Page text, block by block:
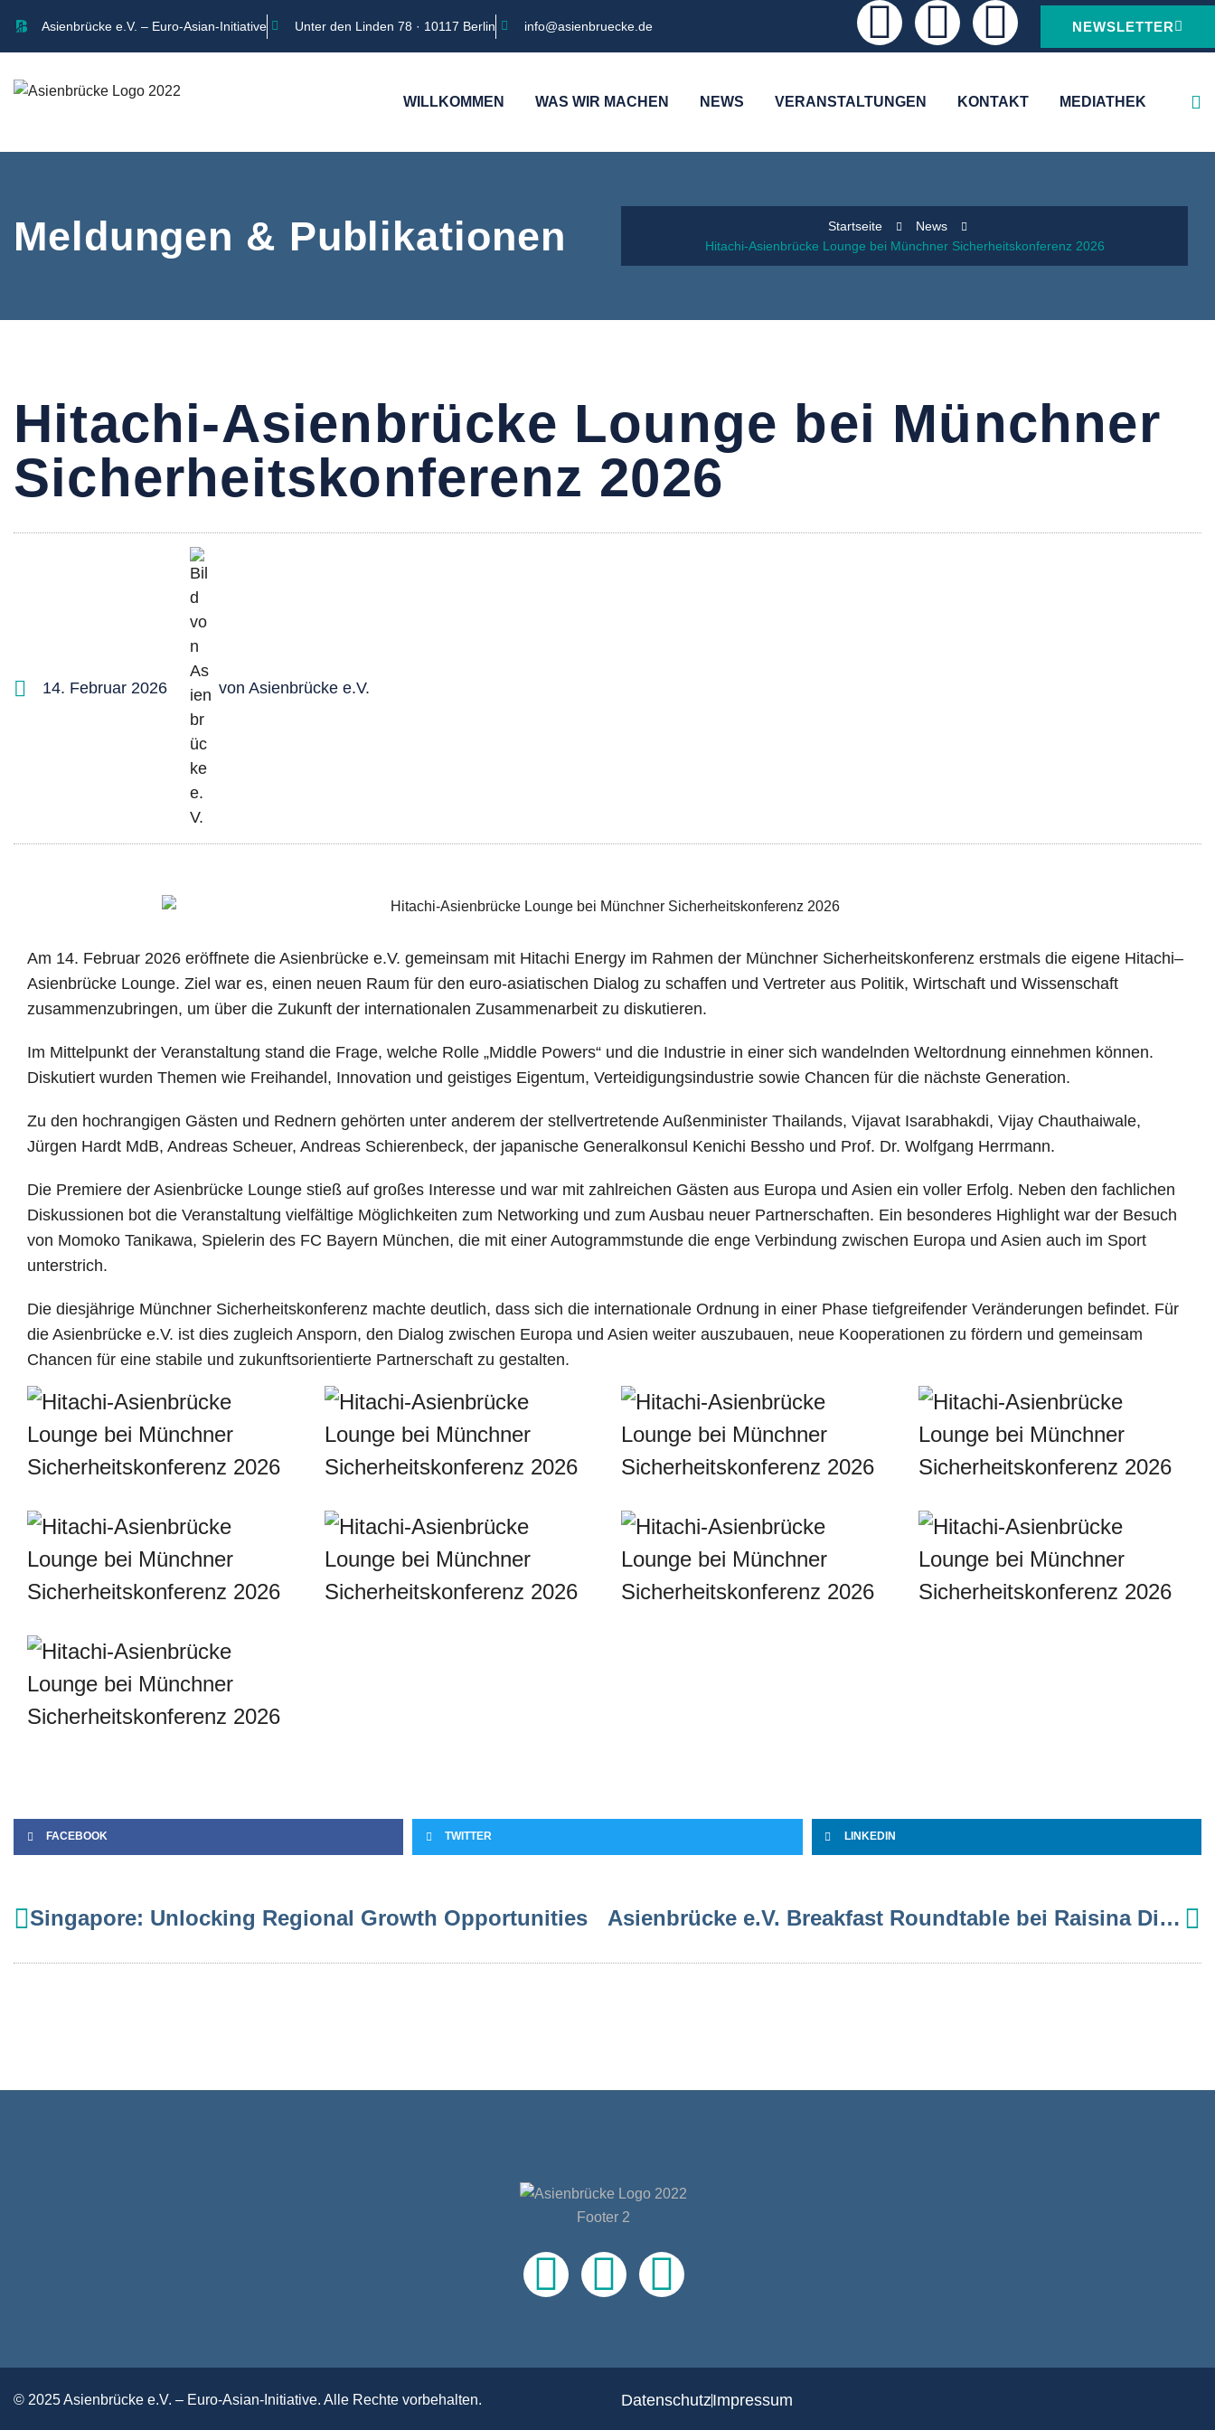
Asienbrücke e.V. – Euro-Asian-Initiative Unter den Linden 78 · 10117 Berlin info@asienbruecke.de NEWSLETTER
WILLKOMMEN WAS WIR MACHEN NEWS VERANSTALTUNGEN KONTAKT MEDIATHEK
Meldungen & Publikationen Startseite
News
Hitachi-Asienbrücke Lounge bei Münchner Sicherheitskonferenz 2026
Hitachi-Asienbrücke Lounge bei Münchner
Sicherheitskonferenz 2026
14. Februar 2026 von Asienbrücke e.V.
Am 14. Februar 2026 eröffnete die Asienbrücke e.V. gemeinsam mit Hitachi Energy im Rahmen der Münchner Sicherheitskonferenz erstmals die eigene Hitachi–
Asienbrücke Lounge. Ziel war es, einen neuen Raum für den euro-asiatischen Dialog zu schaffen und Vertreter aus Politik, Wirtschaft und Wissenschaft
zusammenzubringen, um über die Zukunft der internationalen Zusammenarbeit zu diskutieren.
Im Mittelpunkt der Veranstaltung stand die Frage, welche Rolle „Middle Powers“ und die Industrie in einer sich wandelnden Weltordnung einnehmen können.
Diskutiert wurden Themen wie Freihandel, Innovation und geistiges Eigentum, Verteidigungsindustrie sowie Chancen für die nächste Generation.
Zu den hochrangigen Gästen und Rednern gehörten unter anderem der stellvertretende Außenminister Thailands, Vijavat Isarabhakdi, Vijay Chauthaiwale,
Jürgen Hardt MdB, Andreas Scheuer, Andreas Schierenbeck, der japanische Generalkonsul Kenichi Bessho und Prof. Dr. Wolfgang Herrmann.
Die Premiere der Asienbrücke Lounge stieß auf großes Interesse und war mit zahlreichen Gästen aus Europa und Asien ein voller Erfolg. Neben den fachlichen
Diskussionen bot die Veranstaltung vielfältige Möglichkeiten zum Networking und zum Ausbau neuer Partnerschaften. Ein besonderes Highlight war der Besuch
von Momoko Tanikawa, Spielerin des FC Bayern München, die mit einer Autogrammstunde die enge Verbindung zwischen Europa und Asien auch im Sport
unterstrich.
Die diesjährige Münchner Sicherheitskonferenz machte deutlich, dass sich die internationale Ordnung in einer Phase tiefgreifender Veränderungen befindet. Für
die Asienbrücke e.V. ist dies zugleich Ansporn, den Dialog zwischen Europa und Asien weiter auszubauen, neue Kooperationen zu fördern und gemeinsam
Chancen für eine stabile und zukunftsorientierte Partnerschaft zu gestalten.
FACEBOOK TWITTER LINKEDIN
Singapore: Unlocking Regional Growth Opportunities Asienbrücke e.V. Breakfast Roundtable bei Raisina Dialogue in Delhi 2026
© 2025 Asienbrücke e.V. – Euro-Asian-Initiative. Alle Rechte vorbehalten. DatenschutzImpressum